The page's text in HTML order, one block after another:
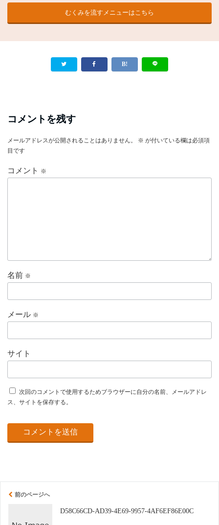
むくみを流すメニューはこちら
コメントを残す
メールアドレスが公開されることはありません。 ※ が付いている欄は必須項
目です
コメント ※
名前 ※
メール ※
サイト
次回のコメントで使用するためブラウザーに自分の名前、メールアドレ
ス、サイトを保存する。
前のページへ
D58C66CD-AD39-4E69-9957-4AF6EF86E00C